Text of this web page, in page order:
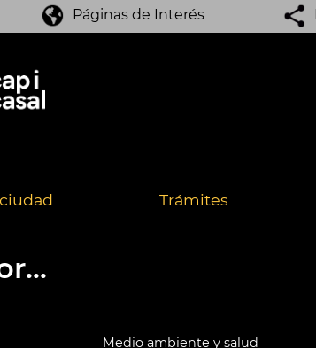
Páginas de Interés
Trámites
Medio ambiente y salud